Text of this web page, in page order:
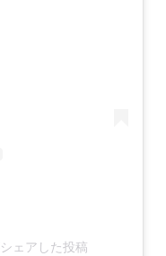
ェアした投稿